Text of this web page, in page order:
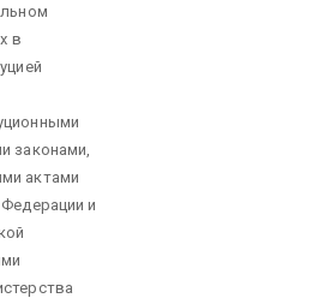
в
законами,
актами
и